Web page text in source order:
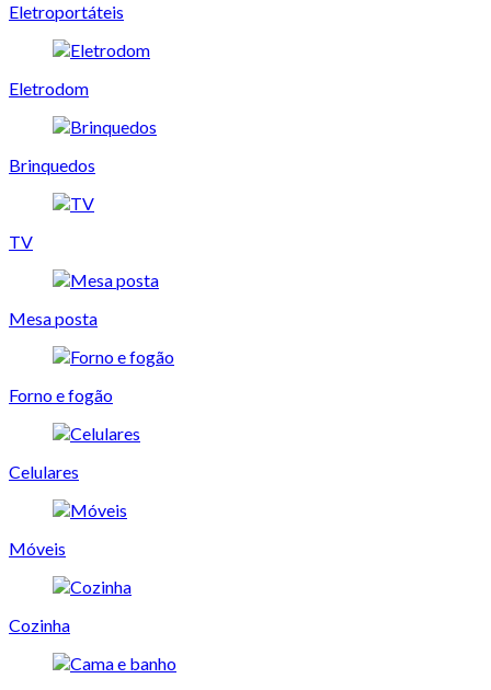
Eletroportáteis
Eletrodom
Brinquedos
TV
Mesa posta
Forno e fogão
Celulares
Móveis
Cozinha